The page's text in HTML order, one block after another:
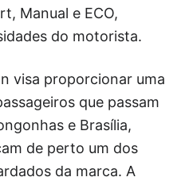
Manual e ECO,
do motorista.
visa proporcionar uma
que passam
e Brasília,
de perto um dos
da marca. A